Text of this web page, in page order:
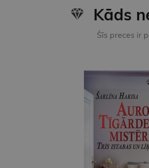
Kāds
Šīs preces ir